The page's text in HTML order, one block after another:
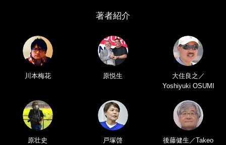
著者紹介
川本梅花 原悦生
大住良之／
Yoshiyuki OSUMI
原壮史 戸塚啓
後藤健生／Takeo